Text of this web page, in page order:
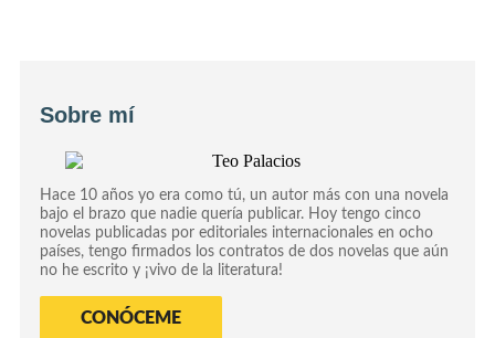
Sobre mí
Hace 10 años yo era como tú, un autor más con una novela
bajo el brazo que nadie quería publicar. Hoy tengo cinco
novelas publicadas por editoriales internacionales en ocho
países, tengo firmados los contratos de dos novelas que aún
no he escrito y ¡vivo de la literatura!
CONÓCEME